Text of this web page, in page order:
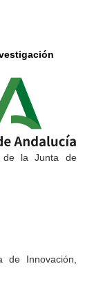
de la Junta de
de Innovación,